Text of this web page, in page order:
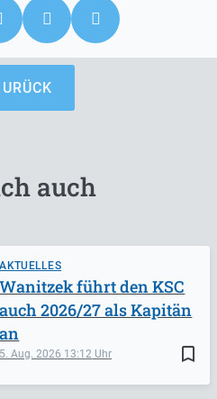
auch
AKTUELLES
bookmark_border
5. Aug. 2026 13:12
Wanitzek führt den KSC
auch 2026/27 als Kapitän
an